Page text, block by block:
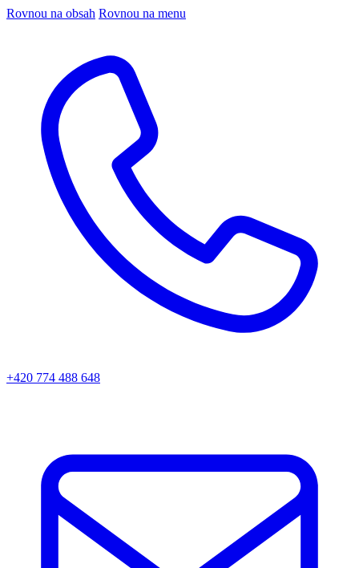
Rovnou na obsah Rovnou na menu
+420 774 488 648